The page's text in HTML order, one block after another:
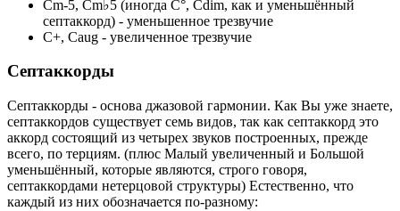
Cm-5, Cm♭5 (иногда C°, Сdim, как и уменьшённый
септаккорд) - уменьшенное трезвучие
С+, Caug - увеличенное трезвучие
Септаккорды
Септаккорды - основа джазовой гармонии. Как Вы уже знаете,
септаккордов существует семь видов, так как септаккорд это
аккорд состоящий из четырех звуков построенных, прежде
всего, по терциям. (плюс Малый увеличенный и Большой
уменьшённый, которые являются, строго говоря,
септаккордами нетерцовой структуры) Естественно, что
каждый из них обозначается по-разному: